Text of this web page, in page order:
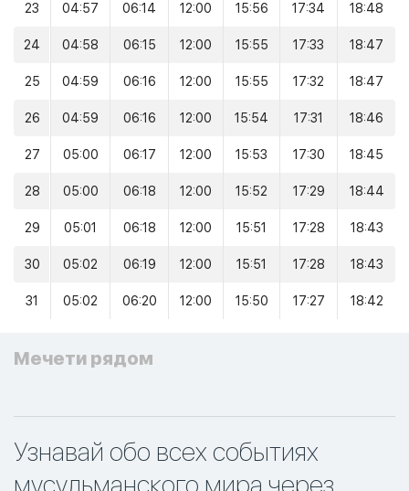
23 04:57 06:14 12:00 15:56 17:34 18:48
24 04:58 06:15 12:00 15:55 17:33 18:47
25 04:59 06:16 12:00 15:55 17:32 18:47
26 04:59 06:16 12:00 15:54 17:31 18:46
27 05:00 06:17 12:00 15:53 17:30 18:45
28 05:00 06:18 12:00 15:52 17:29 18:44
29 05:01 06:18 12:00 15:51 17:28 18:43
30 05:02 06:19 12:00 15:51 17:28 18:43
31 05:02 06:20 12:00 15:50 17:27 18:42
Мечети рядом
Узнавай обо всех событиях
мусульманского мира через